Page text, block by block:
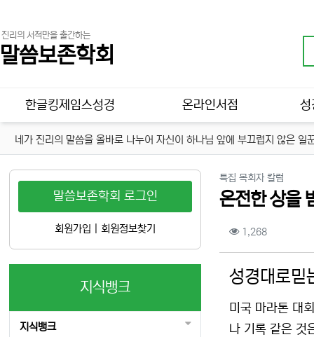
진리의 서적만을 출간하는
말씀보존학회
메인 메뉴
한글킹제임스성경 온라인서점 성
네가 진리의 말씀을 올바로 나누어 자신이 하나님 앞에 부끄럽지 않은
특집 목회자 칼럼
온전한 상을
컨텐츠 정보
1,268조회
성경대로믿
미국 마라톤 대
나 기록 같은 것
말씀보존학회 로그인
회원가입 회원정보찾기
지식뱅크
지식뱅크